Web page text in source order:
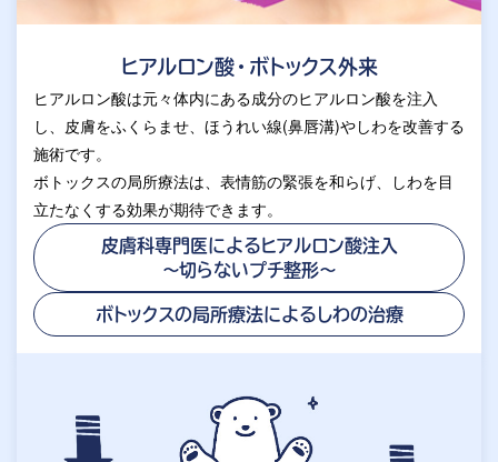
ヒアルロン酸・ボトックス外来
ヒアルロン酸は元々体内にある成分のヒアルロン酸を注入
し、皮膚をふくらませ、ほうれい線(鼻唇溝)やしわを改善する
施術です。
ボトックスの局所療法は、表情筋の緊張を和らげ、しわを目
立たなくする効果が期待できます。
皮膚科専門医によるヒアルロン酸注入
～切らないプチ整形～
ボトックスの局所療法による しわの治療